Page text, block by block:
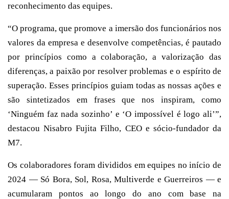
reconhecimento das equipes.
“O programa, que promove a imersão dos funcionários nos
valores da empresa e desenvolve competências, é pautado
por princípios como a colaboração, a valorização das
diferenças, a paixão por resolver problemas e o espírito de
superação. Esses princípios guiam todas as nossas ações e
são sintetizados em frases que nos inspiram, como
‘Ninguém faz nada sozinho’ e ‘O impossível é logo ali’”,
destacou Nisabro Fujita Filho, CEO e sócio-fundador da
M7.
Os colaboradores foram divididos em equipes no início de
2024 — Só Bora, Sol, Rosa, Multiverde e Guerreiros — e
acumularam pontos ao longo do ano com base na